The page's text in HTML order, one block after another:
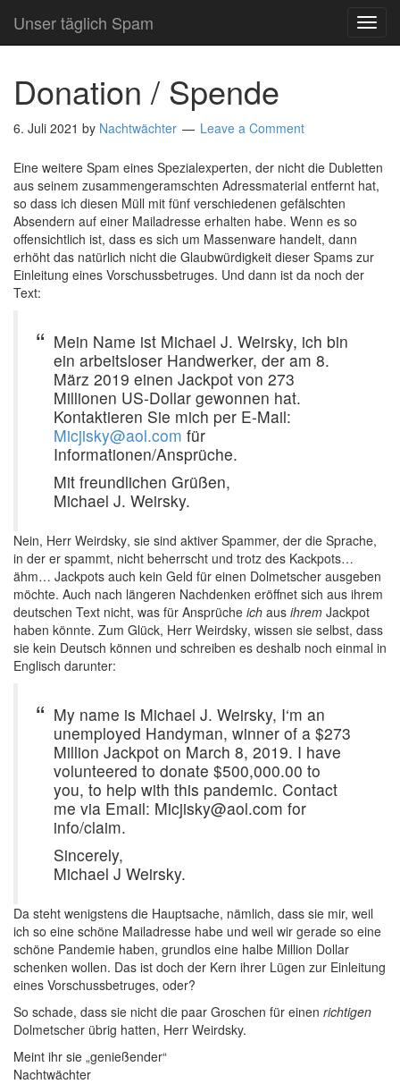
Unser täglich Spam
Donation / Spende
6. Juli 2021 by Nachtwächter Leave a Comment
Eine weitere Spam eines Spezialexperten, der nicht die Dubletten
aus seinem zusammengeramschten Adressmaterial entfernt hat,
so dass ich diesen Müll mit fünf verschiedenen gefälschten
Absendern auf einer Mailadresse erhalten habe. Wenn es so
offensichtlich ist, dass es sich um Massenware handelt, dann
erhöht das natürlich nicht die Glaubwürdigkeit dieser Spams zur
Einleitung eines Vorschussbetruges. Und dann ist da noch der
Text:
Mein Name ist Michael J. Weirsky, ich bin
ein arbeitsloser Handwerker, der am 8.
März 2019 einen Jackpot von 273
Millionen US-Dollar gewonnen hat.
Kontaktieren Sie mich per E-Mail:
Micjisky@aol.com für
Informationen/Ansprüche.
Mit freundlichen Grüßen,
Michael J. Weirsky.
Nein, Herr Weirdsky, sie sind aktiver Spammer, der die Sprache,
in der er spammt, nicht beherrscht und trotz des Kackpots…
ähm… Jackpots auch kein Geld für einen Dolmetscher ausgeben
möchte. Auch nach längeren Nachdenken eröffnet sich aus ihrem
deutschen Text nicht, was für Ansprüche ich aus ihrem Jackpot
haben könnte. Zum Glück, Herr Weirdsky, wissen sie selbst, dass
sie kein Deutsch können und schreiben es deshalb noch einmal in
Englisch darunter:
My name is Michael J. Weirsky, I‘m an
unemployed Handyman, winner of a $273
Million Jackpot on March 8, 2019. I have
volunteered to donate $500,000.00 to
you, to help with this pandemic. Contact
me via Email: Micjisky@aol.com for
info/claim.
Sincerely,
Michael J Weirsky.
Da steht wenigstens die Hauptsache, nämlich, dass sie mir, weil
ich so eine schöne Mailadresse habe und weil wir gerade so eine
schöne Pandemie haben, grundlos eine halbe Million Dollar
schenken wollen. Das ist doch der Kern ihrer Lügen zur Einleitung
eines Vorschussbetruges, oder?
So schade, dass sie nicht die paar Groschen für einen richtigen
Dolmetscher übrig hatten, Herr Weirdsky.
Meint ihr sie „genießender“
Nachtwächter